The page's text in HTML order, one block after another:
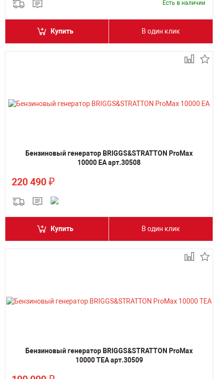
Есть в наличии
Купить В один клик
Бензиновый генератор BRIGGS&STRATTON ProMax
10000 EA арт.30508
220 490 ₽
Купить В один клик
Бензиновый генератор BRIGGS&STRATTON ProMax
10000 TEA арт.30509